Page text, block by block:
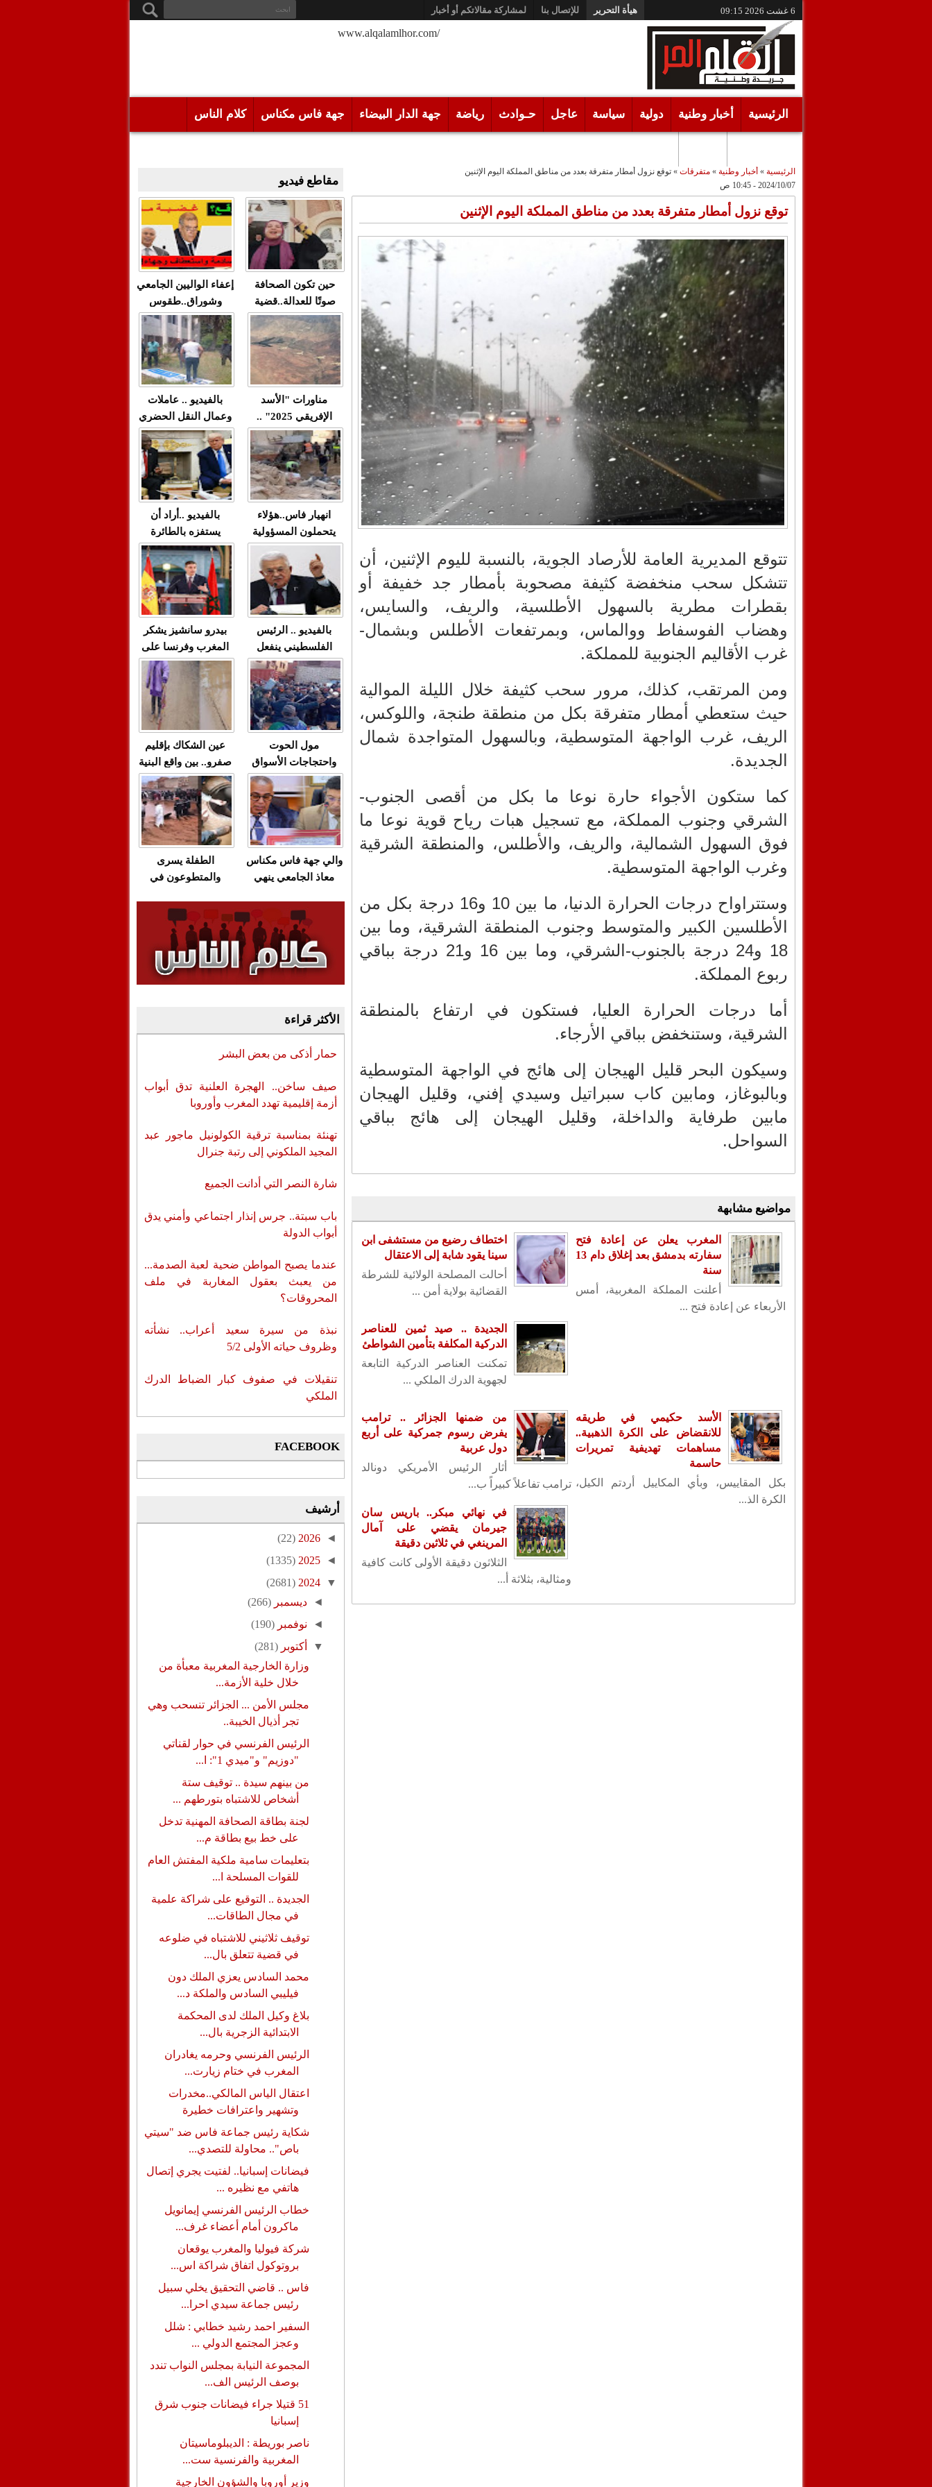
6 غشت 2026 09:15 هيأة التحرير للإتصال بنا لمشاركة مقالاتكم أو أخبار
/www.alqalamlhor.com
الرئيسية أخبار وطنية دولية سياسة عاجل حـوادث رياضة جهة الدار البيضاء جهة فاس مكناس كلام الناس
الرئيسية » أخبار وطنية» متفرقات» توقع نزول أمطار متفرقة بعدد من مناطق المملكة اليوم الإثنين
2024/10/07 - 10:45 ص
توقع نزول أمطار متفرقة بعدد من مناطق المملكة اليوم الإثنين
تتوقع المديرية العامة للأرصاد الجوية، بالنسبة لليوم الإثنين، أن
تتشكل سحب منخفضة كثيفة مصحوبة بأمطار جد خفيفة أو
بقطرات مطرية بالسهول الأطلسية، والريف، والسايس،
وهضاب الفوسفاط ووالماس، وبمرتفعات الأطلس وبشمال-
غرب الأقاليم الجنوبية للمملكة.
ومن المرتقب، كذلك، مرور سحب كثيفة خلال الليلة الموالية
حيث ستعطي أمطار متفرقة بكل من منطقة طنجة، واللوكس،
الريف، غرب الواجهة المتوسطية، وبالسهول المتواجدة شمال
الجديدة.
كما ستكون الأجواء حارة نوعا ما بكل من أقصى الجنوب-
الشرقي وجنوب المملكة، مع تسجيل هبات رياح قوية نوعا ما
فوق السهول الشمالية، والريف، والأطلس، والمنطقة الشرقية
وغرب الواجهة المتوسطية.
وستتراواح درجات الحرارة الدنيا، ما بين 10 و16 درجة بكل من
الأطلسين الكبير والمتوسط وجنوب المنطقة الشرقية، وما بين
18 و24 درجة بالجنوب-الشرقي، وما بين 16 و21 درجة بباقي
ربوع المملكة.
أما درجات الحرارة العليا، فستكون في ارتفاع بالمنطقة
الشرقية، وستنخفض بباقي الأرجاء.
وسيكون البحر قليل الهيجان إلى هائج في الواجهة المتوسطية
وبالبوغاز، ومابين كاب سبراتيل وسيدي إفني، وقليل الهيجان
مابين طرفاية والداخلة، وقليل الهيجان إلى هائج بباقي
السواحل.
مواضيع مشابهة
المغرب يعلن عن إعادة فتح
سفارته بدمشق بعد إغلاق دام 13
سنة
أعلنت المملكة المغربية، أمس
الأربعاء عن إعادة فتح ...
اختطاف رضيع من مستشفى ابن
سينا يقود شابة إلى الاعتقال
أحالت المصلحة الولائية للشرطة
القضائية بولاية أمن ...
الجديدة .. صيد ثمين للعناصر
الدركية المكلفة بتأمين الشواطئ
تمكنت العناصر الدركية التابعة
لجهوية الدرك الملكي ...
الأسد حكيمي في طريقه
للانقضاض على الكرة الذهبية..
مساهمات تهديفية تمريرات
حاسمة
بكل المقاييس، وبأي المكاييل أردتم الكيل،
الكرة الذ...
من ضمنها الجزائر .. ترامب
يفرض رسوم جمركية على أربع
دول عربية
أثار الرئيس الأمريكي دونالد
ترامب تفاعلاً كبيراً ب...
في نهائي مبكر.. باريس سان
جيرمان يقضي على آمال
المرينغي في ثلاثين دقيقة
الثلاثون دقيقة الأولى كانت كافية
ومثالية، بثلاثة أ...
مقاطع فيديو
حين تكون الصحافة
صوتًا للعدالة..قضية
"مولات 88 غرزة"
مثالا(فيديو)
متابعة حميد طولست
في زمن تزداد فيه
حالات العنف ضد
النساء ويغيب فيه أحيانًا
صدى العدالة في
ردهات الم...
إعفاء الواليين الجامعي
وشوراق..طقوس
صادمة وملتمس
"الوجهاء"؟/ صمت
وزارة الداخلية؟/أين
الوزير التوفيق؟(فيديو)
بالفيديو .. عاملات
وعمال النقل الحضري
بفاس يعبرون عن
ارتياحهم بعد إنهاء عقد
شركة "سيتي باص"
مناورات "الأسد
الإفريقي 2025" ..
شاهد القاذفة النووية
في تدريب مع ثماني
مقاتلات من نوع F-16
تابعة للقوات الجوية
الملكية المغربية
بالفيديو ..أراد أن
يستفزه بالطائرة
القطرية لكن ترامب
فضحه أمام العالم
بالحجة والدليل
انهيار فاس..هؤلاء
يتحملون المسؤولية
ومآسي العمارات
العشوائية مفتوحة
بيدرو سانشيز يشكر
المغرب وفرنسا على
استعادة الكهرباء عقب
انقطاعه في شبه
الجزيرة الإيبيرية
بالفيديو .. الرئيس
الفلسطيني ينفعل
ويهاجم حماس بألفاظ
قاسية على الهواء
عين الشكاك بإقليم
صفرو.. بين واقع البنية
التحتية المهترئة
والحملات الانتخابية
المبكرة(فيديو)
مول الحوت
واحتجاجات الأسواق
الأسبوعية/الاحتقان
الصامت والتراشق
بـ"الصناديق"/أخنوش
يرد بالصمت المريب
الطفلة يسرى
والمتطوعون في
وقنوات صرف صحي
تقتل والمحاسبة يجب
أن تطال المسؤولين
والي جهة فاس مكناس
معاذ الجامعي ينهي
والعمال مع شركة
سيتي باص + وثيقة
وفيديو
الأكثر قراءة
حمار أذكى من بعض البشر
صيف ساخن.. الهجرة العلنية تدق أبواب
أزمة إقليمية تهدد المغرب وأوروبا
تهنئة بمناسبة ترقية الكولونيل ماجور عبد
المجيد الملكوني إلى رتبة جنرال
شارة النصر التي أدانت الجميع
باب سبتة.. جرس إنذار اجتماعي وأمني يدق
أبواب الدولة
عندما يصبح المواطن ضحية لعبة الصدمة...
من يعبث بعقول المغاربة في ملف
المحروقات؟
نبذة من سيرة سعيد أعراب.. نشأته
وظروف حياته الأولى 5/2
تنقيلات في صفوف كبار الضباط الدرك
الملكي
FACEBOOK
أرشيف
◄
2026
(22)
◄
2025
(1335)
▼
2024
(2681)
◄ديسمبر(266)
◄ نوفمبر(190)
▼
أكتوبر(281)
وزارة الخارجية المغربية معبأة من
خلال خلية الأزمة...
مجلس الأمن ... الجزائر تنسحب وهي
تجر أذيال الخيبة..
الرئيس الفرنسي في حوار لقناتي
"دوزيم" و"ميدي 1": ا...
من بينهم سيدة .. توقيف ستة
أشخاص للاشتباه بتورطهم ...
لجنة بطاقة الصحافة المهنية تدخل
على خط بيع بطاقة م...
بتعليمات سامية ملكية المفتش العام
للقوات المسلحة ا...
الجديدة .. التوقيع على شراكة علمية
في مجال الطاقات...
توقيف ثلاثيني للاشتباه في ضلوعه
في قضية تتعلق بال...
محمد السادس يعزي الملك دون
فيليبي السادس والملكة د...
بلاغ وكيل الملك لدى المحكمة
الابتدائية الزجرية بال...
الرئيس الفرنسي وحرمه يغادران
المغرب في ختام زيارت...
اعتقال الياس المالكي..مخدرات
وتشهير واعترافات خطيرة
شكاية رئيس جماعة فاس ضد "سيتي
باص".. محاولة للتصدي...
فيضانات إسبانيا.. لفتيت يجري إتصال
هاتفي مع نظيره ...
خطاب الرئيس الفرنسي إيمانويل
ماكرون أمام أعضاء غرف...
شركة فيوليا والمغرب يوقعان
بروتوكول اتفاق شراكة اس...
فاس .. قاضي التحقيق يخلي سبيل
رئيس جماعة سيدي احرا...
السفير احمد رشيد خطابي : شلل
وعجز المجتمع الدولي ...
المجموعة النيابة بمجلس النواب تندد
بوصف الرئيس الف...
51 قتيلا جراء فيضانات جنوب شرق
إسبانيا
ناصر بوريطة : الديبلوماسيتان
المغربية والفرنسية ست...
وزير أوروبا والشؤون الخارجية